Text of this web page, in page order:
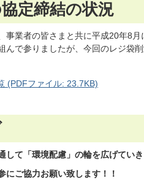
定締結の状況
事業者の皆さまと共に平成20年8
んで参りましたが、今回のレジ袋
(PDFファイル: 23.7KB)
して「環境配慮」の輪を広げていき
にご協力お願い致します！！